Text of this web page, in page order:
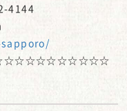
4144